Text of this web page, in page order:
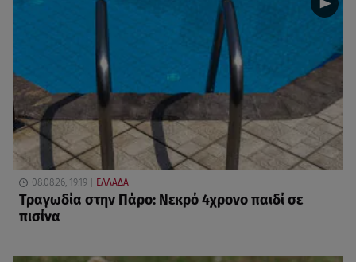
08.08.26, 19:19 ΕΛΛΑΔΑ
Τραγωδία στην Πάρο: Νεκρό 4χρονο παιδί σε
πισίνα